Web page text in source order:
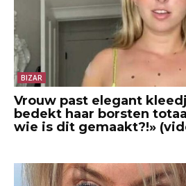
BIZAR
Vrouw past elegant
bedekt haar borsten
wie is dit gemaakt?!»